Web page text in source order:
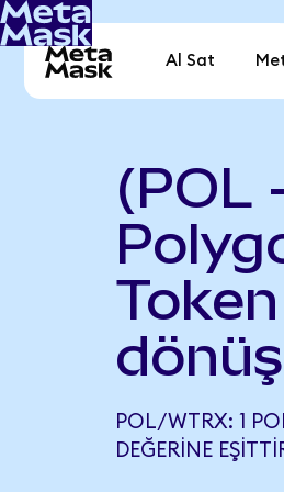
Al Sat
(POL
POL/WTRX: 1
DEĞERINE